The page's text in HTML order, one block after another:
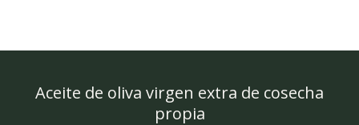
Aceite de oliva virgen extra de cosecha
propia